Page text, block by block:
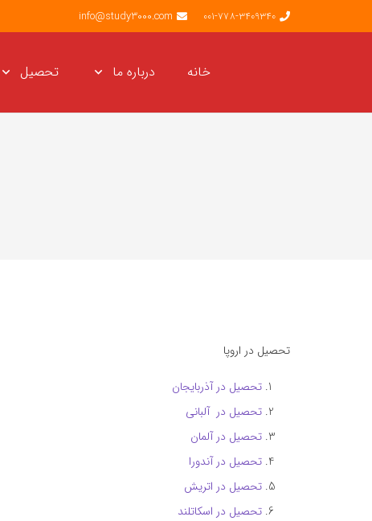
001-778-3409340
info@study3000.com
خانه درباره ما تحصیل
تحصیل در اروپا
تحصیل در آذربایجان
تحصیل در آلبانی
تحصیل در آلمان
تحصیل در آندورا
تحصیل در اتریش
تحصیل در اسکاتلند